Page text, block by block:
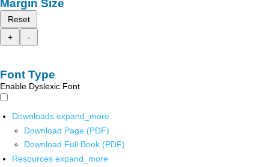
Margin Size
Reset
+
-
Font Type
Enable Dyslexic Font
Downloads expand_more
Download Page (PDF)
Download Full Book (PDF)
Resources expand_more